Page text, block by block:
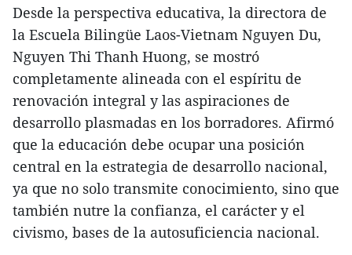
Desde la perspectiva educativa, la directora de
la Escuela Bilingüe Laos-Vietnam Nguyen Du,
Nguyen Thi Thanh Huong, se mostró
completamente alineada con el espíritu de
renovación integral y las aspiraciones de
desarrollo plasmadas en los borradores. Afirmó
que la educación debe ocupar una posición
central en la estrategia de desarrollo nacional,
ya que no solo transmite conocimiento, sino que
también nutre la confianza, el carácter y el
civismo, bases de la autosuficiencia nacional.